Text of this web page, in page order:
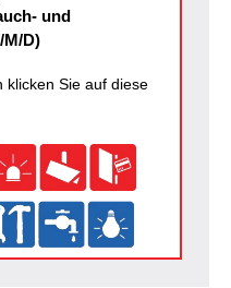
und
M/D)
klicken Sie auf diese